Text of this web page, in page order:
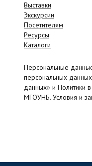
Выставки
Экскурсии
Посетителям
Ресурсы
Каталоги
Персональные
персональных
данных» и Политики
МГОУНБ. Условия и